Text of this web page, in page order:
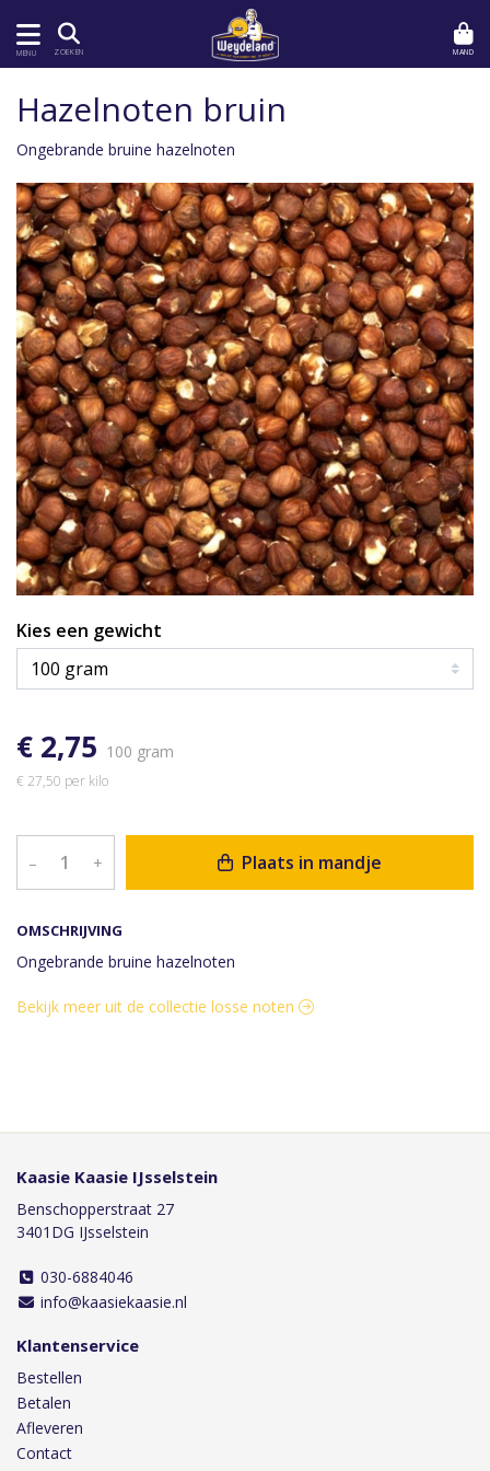
MENU ZOEKEN MAND
OMSCHRIJVING
Ongebrande bruine hazelnoten
Hazelnoten bruin
Ongebrande bruine hazelnoten
Kies een gewicht
€ 2,75 100 gram
€ 27,50 per kilo
– + Plaats in mandje
Bekijk meer uit de collectie losse noten
Kaasie Kaasie IJsselstein
Benschopperstraat 27
3401DG IJsselstein
030-6884046
info@kaasiekaasie.nl
Klantenservice
Bestellen
Betalen
Afleveren
Contact